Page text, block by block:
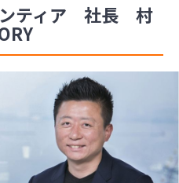
ンティア 社長 村